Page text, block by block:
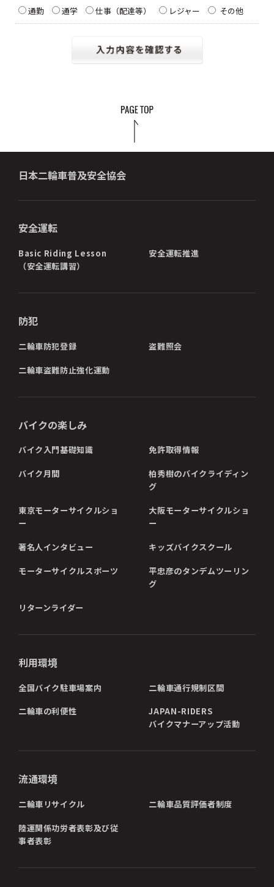
通勤 通学 仕事（配達等） レジャー その他
日本二輪車普及安全協会
安全運転
Basic Riding Lesson
（安全運転講習）
安全運転推進
防犯
二輪車防犯登録 盗難照会
二輪車盗難防止強化運動
バイクの楽しみ
バイク入門基礎知識 免許取得情報
バイク月間
柏秀樹のバイクライディン
グ
東京モーターサイクルショ
ー
大阪モーターサイクルショ
ー
著名人インタビュー キッズバイクスクール
モーターサイクルスポーツ
平忠彦のタンデムツーリン
グ
リターンライダー
利用環境
全国バイク駐車場案内 二輪車通行規制区間
二輪車の利便性
JAPAN-RIDERS
バイクマナーアップ活動
流通環境
二輪車リサイクル 二輪車品質評価者制度
陸運関係功労者表彰及び従
事者表彰